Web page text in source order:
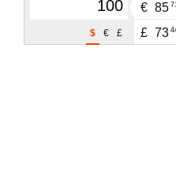
£
€
$
€ 85
£ 73